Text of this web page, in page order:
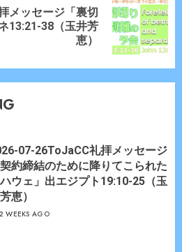
メッセージ「裏切
13:21-38（玉井芳
恵）
07-26ToJaCC礼拝メッセージ
契約締結のために降りてこられた
ウェ」出エジプト19:10-25（玉
恵）
2 WEEKS AGO